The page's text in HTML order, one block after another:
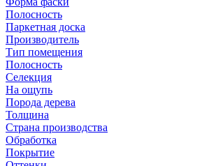
Полосность
Паркетная доска
Производитель
Тип помещения
Полосность
Селекция
На ощупь
Порода дерева
Толщина
Страна производства
Обработка
Покрытие